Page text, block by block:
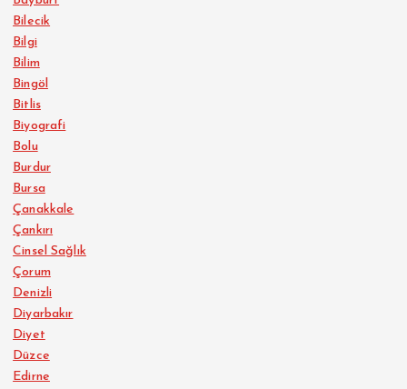
Bilecik
Bilgi
Bilim
Bingöl
Bitlis
Biyografi
Bolu
Burdur
Bursa
Çanakkale
Çankırı
Cinsel Sağlık
Çorum
Denizli
Diyarbakır
Diyet
Düzce
Edirne